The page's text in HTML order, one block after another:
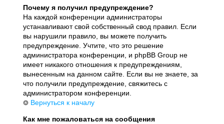
Почему я получил предупреждение?
На каждой конференции администраторы
устанавливают свой собственный свод правил. Если
вы нарушили правило, вы можете получить
предупреждение. Учтите, что это решение
администратора конференции, и phpBB Group не
имеет никакого отношения к предупреждениям,
вынесенным на данном сайте. Если вы не знаете, за
что получили предупреждение, свяжитесь с
администратором конференции.
Вернуться к началу
Как мне пожаловаться на сообщения